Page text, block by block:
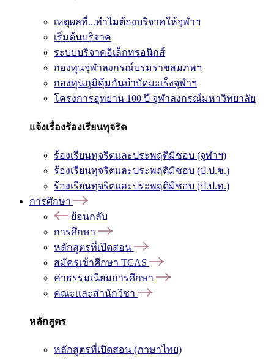
เหตุผลที่...ทำไมต้องบริจาคให้จุฬาฯ
เริ่มต้นบริจาค
ระบบบริจาคอิเล็กทรอนิกส์
กองทุนจุฬาลงกรณ์บรมราชสมภพฯ
กองทุนภูมิคุ้มกันบำบัดมะเร็งจุฬาฯ
โครงการอุทยาน 100 ปี จุฬาลงกรณ์มหาวิทยาลัย
แจ้งเรื่องร้องเรียนทุจริต
ร้องเรียนทุจริตและประพฤติมิชอบ (จุฬาฯ)
ร้องเรียนทุจริตและประพฤติมิชอบ (ป.ป.ช.)
ร้องเรียนทุจริตและประพฤติมิชอบ (ป.ป.ท.)
การศึกษา
ย้อนกลับ
การศึกษา
หลักสูตรที่เปิดสอน
สมัครเข้าศึกษา TCAS
ค่าธรรมเนียมการศึกษา
คณะและสำนักวิชา
หลักสูตร
หลักสูตรที่เปิดสอน (ภาษาไทย)